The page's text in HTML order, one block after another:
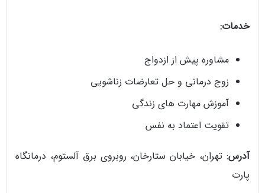
خدمات:
مشاوره پیش از ازدواج
زوج درمانی و حل تعارضات زناشویی
آموزش مهارت های زندگی
تقویت اعتماد به نفس
آدرس: تهران، خیابان ستارخان، روبروی برق آلستوم، درمانگاه
پارت